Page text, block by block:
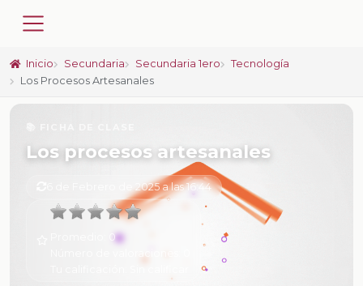
Inicio Secundaria Secundaria 1ero
Tecnología
Los Procesos Artesanales
Los procesos artesanales
6 de Febrero de 2025 a las 16:44
0